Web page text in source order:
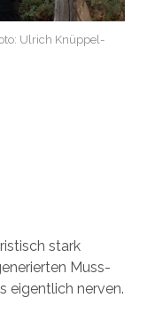
Ulrich Knüppel-
stark
Muss-
eigentlich nerven.